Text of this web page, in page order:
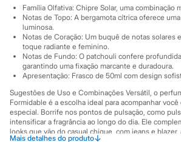
Blusas
Calçados
Leggings
Shorts e Bermudas
Tops
Moda íntima
Calcinhas
Cintas e Modeladores
Meias
Pijamas
Sutiãs e Tops
Moda praia
Família Olfativa: Chipre Solar, uma combinação
Notas de Topo: A bergamota cítrica oferece
luminosa.
Notas de Coração: Um buquê de notas solares
toque radiante e feminino.
Notas de Fundo: O patchouli confere
garantindo uma fixação marcante e duradoura.
Apresentação: Frasco de 50ml com design
Sugestões de Uso e Combinações Versátil, o
Formidable é a escolha ideal para acompanhar
especial. Borrife nos pontos de pulsação, como
intensificar a fragrância ao longo do dia. Ele
looks que vão do casual chique, com jeans e
Mais detalhes do produto↓